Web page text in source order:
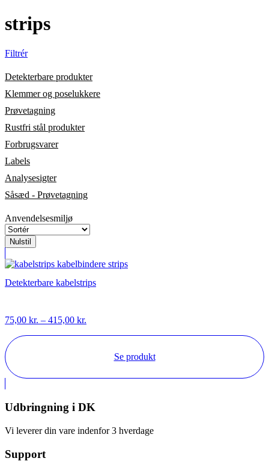
strips
Filtrér
Detekterbare produkter
Klemmer og poselukkere
Prøvetagning
Rustfri stål produkter
Forbrugsvarer
Labels
Analysesigter
Såsæd - Prøvetagning
Anvendelsesmiljø
Nulstil
Detekterbare kabelstrips
75,00 kr. – 415,00 kr.
415,00 kr.Se produkt
Udbringning i DK
Vi leverer din vare indenfor 3 hverdage
Support